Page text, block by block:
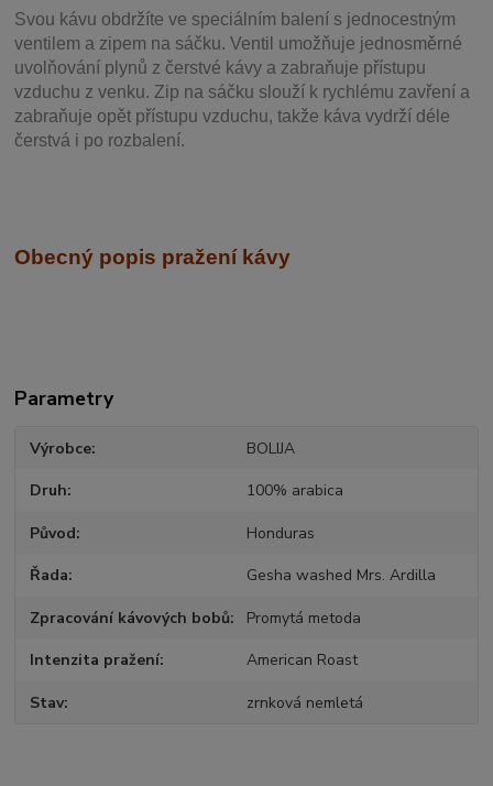
Svou kávu obdržíte ve speciálním balení s jednocestným
ventilem a zipem na sáčku. Ventil umožňuje jednosměrné
uvolňování plynů z čerstvé kávy a zabraňuje přístupu
vzduchu z venku. Zip na sáčku slouží k rychlému zavření a
zabraňuje opět přístupu vzduchu, takže káva vydrží déle
čerstvá i po rozbalení.
Obecný popis pražení kávy
Parametry
Výrobce BOLIJA
Druh 100% arabica
Původ Honduras
Řada Gesha washed Mrs. Ardilla
Zpracování kávových bobů Promytá metoda
Intenzita pražení American Roast
Stav zrnková nemletá